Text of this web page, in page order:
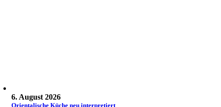
6. August 2026
Orientalische Küche neu interpretiert